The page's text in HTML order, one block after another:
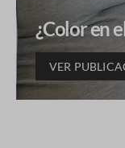
¿Color en
VER